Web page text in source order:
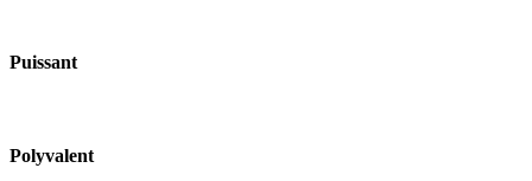
Puissant
Polyvalent